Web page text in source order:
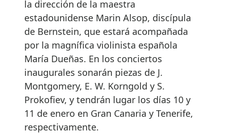
la dirección de la maestra
estadounidense Marin Alsop, discípula
de Bernstein, que estará acompañada
por la magnífica violinista española
María Dueñas. En los conciertos
inaugurales sonarán piezas de J.
Montgomery, E. W. Korngold y S.
Prokofiev, y tendrán lugar los días 10 y
11 de enero en Gran Canaria y Tenerife,
respectivamente.